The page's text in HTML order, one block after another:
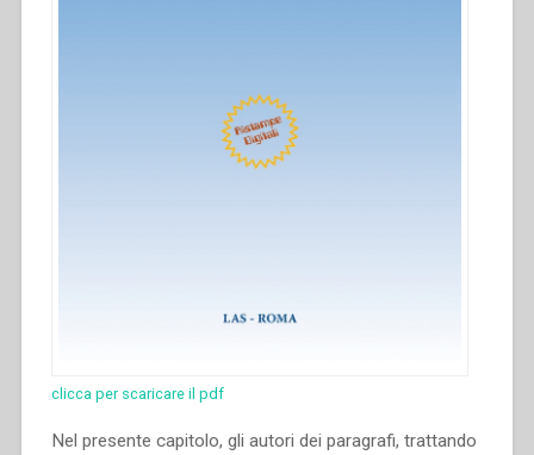
clicca per scaricare il pdf
Nel presente capitolo, gli autori dei paragrafi, trattando